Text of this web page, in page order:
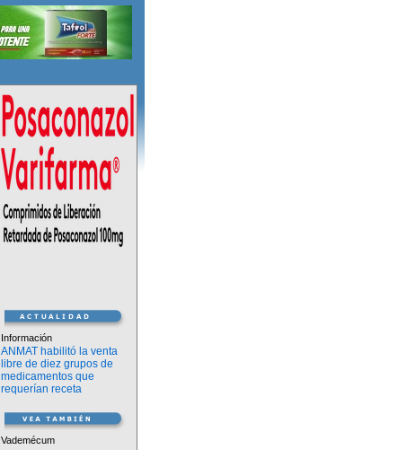
Información
ANMAT habilitó la venta
libre de diez grupos de
medicamentos que
requerían receta
Vademécum